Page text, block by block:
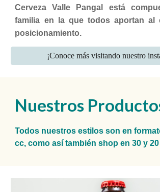
Cerveza Valle Pangal está
familia en la que todos aportan al
posicionamiento.
¡Conoce más visitando nuestro
Nuestros
Todos nuestros estilos son en
cc, como así también shop en 30 y